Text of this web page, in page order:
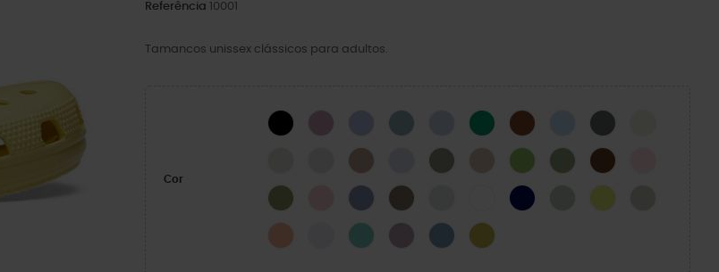
Referência 10001
Tamancos unissex clássicos para adultos.
Cor
BLACK HydrangeaMystic Purple Blue CalciteGreen IvyCognac Blue FrostCinza Ardósia
Atmosphere Dreamscape
ElephantQuartzKiwi Moss-XCoffee
Exército Verde
Powder PinkBlue HazeTaupe WHITE NAVY SHITAKEAcidity
Electric Sunstone
Grape IceRetro Dusty LilacAstro BlueMeadow